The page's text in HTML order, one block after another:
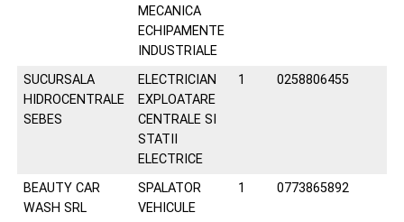
MECANICA
ECHIPAMENTE
INDUSTRIALE
SUCURSALA
HIDROCENTRALE
SEBES
ELECTRICIAN
EXPLOATARE
CENTRALE SI
STATII
ELECTRICE
1 0258806455
BEAUTY CAR
WASH SRL
SPALATOR
VEHICULE
1 0773865892